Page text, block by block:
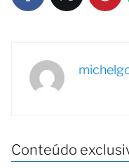
Conteúdo